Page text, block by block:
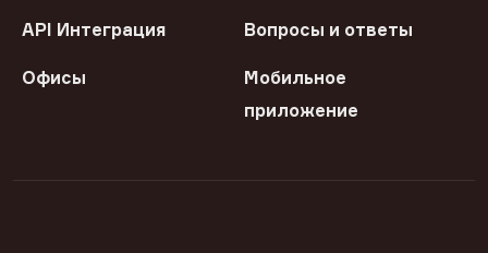
API Интеграция Вопросы и ответы
Офисы
Мобильное
приложение